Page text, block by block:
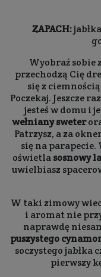
ZAPACH:
Wyobraź sobie
przechodzą Cię
się z
Poczekaj. Jeszcze
jesteś w domu i
wełniany sweter
Patrzysz, a za
się na
oświetlasosnowy
uwielbiasz
W taki zimowy
i aromat nie
naprawdę
puszystego
soczystego jabłka
pierwszy